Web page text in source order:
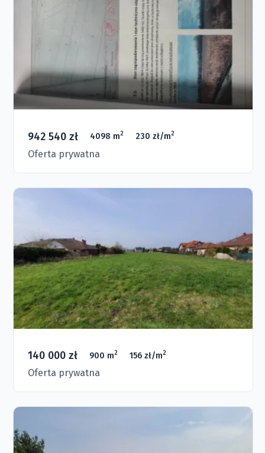
942 540 zł 4098 m2 230 zł/m2
Oferta prywatna
140 000 zł 900 m2 156 zł/m2
Oferta prywatna